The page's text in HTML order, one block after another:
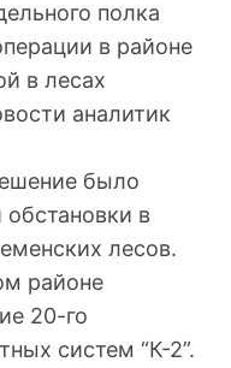
полка
в районе
в лесах
аналитик
было
обстановки в
лесов.
районе
20-го
систем “К-2”.